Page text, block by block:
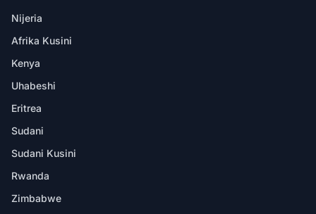
Nijeria
Afrika Kusini
Kenya
Uhabeshi
Eritrea
Sudani
Sudani Kusini
Rwanda
Zimbabwe